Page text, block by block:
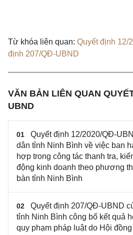
Từ khóa liên quan: Quyết định 12/
định 207/QĐ-UBND
VĂN BẢN LIÊN QUAN
UBND
01
Quyết định 12/2020/QĐ-
dân tỉnh Ninh Bình về việc ban
hợp trong công tác thanh tra,
động kinh doanh theo phương
bàn tỉnh Ninh Bình
02
Quyết định 207/QĐ-UBND
tỉnh Ninh Bình công bố kết quả
quy phạm pháp luật do Hội